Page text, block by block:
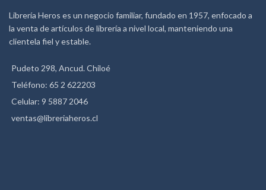
Librería Heros es un negocio familiar, fundado en 1957, enfocado a
la venta de artículos de librería a nivel local, manteniendo una
clientela fiel y estable.
Pudeto 298, Ancud. Chiloé
Teléfono: 65 2 622203
Celular: 9 5887 2046
ventas@libreriaheros.cl